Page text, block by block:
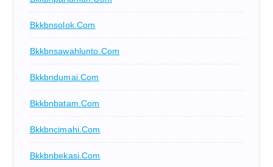
Bkkbnsolok.com
Bkkbnsawahlunto.com
Bkkbndumai.com
Bkkbnbatam.com
Bkkbncimahi.com
Bkkbnbekasi.com